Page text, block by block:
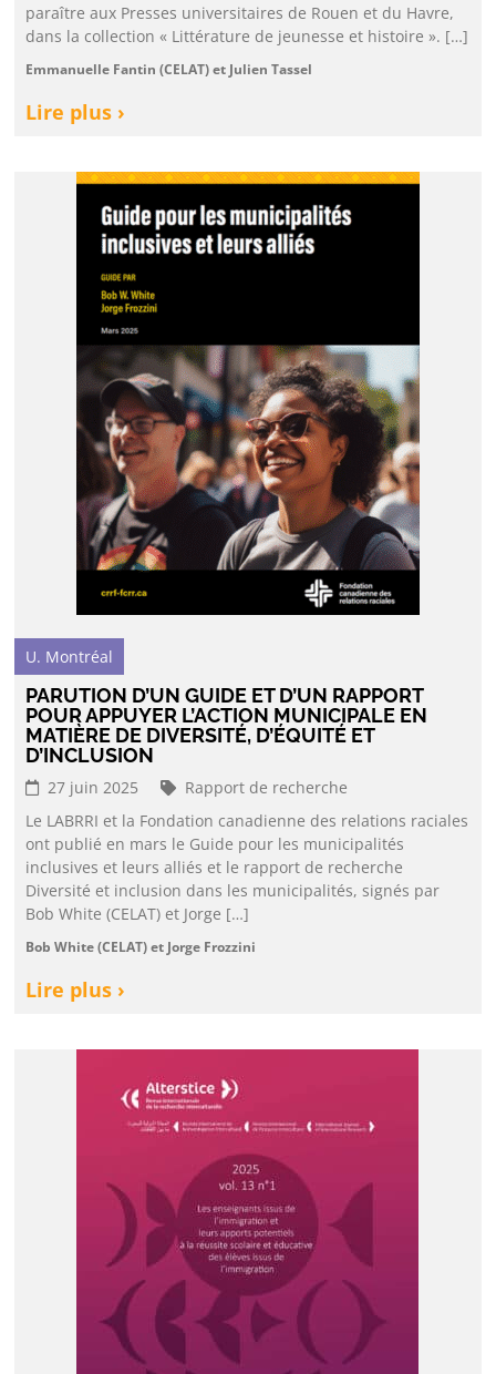
paraître aux Presses universitaires de Rouen et du Havre,
dans la collection « Littérature de jeunesse et histoire ». […]
Emmanuelle Fantin (CELAT) et Julien Tassel
Lire plus ›
U. Montréal
PARUTION D’UN GUIDE ET D’UN RAPPORT
POUR APPUYER L’ACTION MUNICIPALE EN
MATIÈRE DE DIVERSITÉ, D’ÉQUITÉ ET
D’INCLUSION
27 juin 2025
Rapport de recherche
Le LABRRI et la Fondation canadienne des relations raciales
ont publié en mars le Guide pour les municipalités
inclusives et leurs alliés et le rapport de recherche
Diversité et inclusion dans les municipalités, signés par
Bob White (CELAT) et Jorge […]
Bob White (CELAT) et Jorge Frozzini
Lire plus ›